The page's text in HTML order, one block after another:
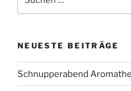
nach:
NEUESTE BEITRÄGE
Schnupperabend